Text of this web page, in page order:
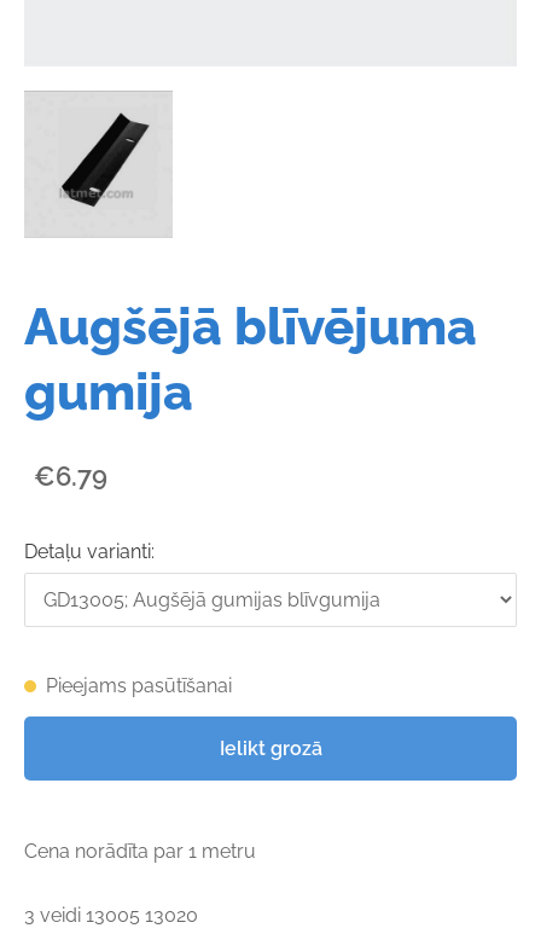
Augšējā blīvējuma
gumija
€6.79
Detaļu varianti:
Pieejams pasūtīšanai
Ielikt grozā
Cena norādīta par 1 metru
3 veidi 13005 13020